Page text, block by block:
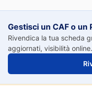
Gestisci un CAF o un
Rivendica la tua scheda
aggiornati, visibilità online.